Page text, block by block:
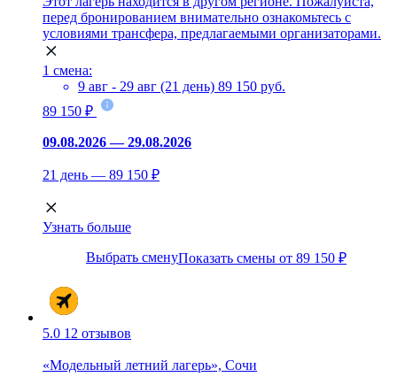
перед бронированием внимательно ознакомьтесь с
условиями трансфера, предлагаемыми организаторами.
1 смена:
9 авг - 29 авг (21 день) 89 150 руб.
89 150 ₽
09.08.2026 — 29.08.2026
21 день — 89 150 ₽
Узнать больше
Выбрать сменуПоказать смены от 89 150 ₽
5.0 12 отзывов
«Модельный летний лагерь», Сочи